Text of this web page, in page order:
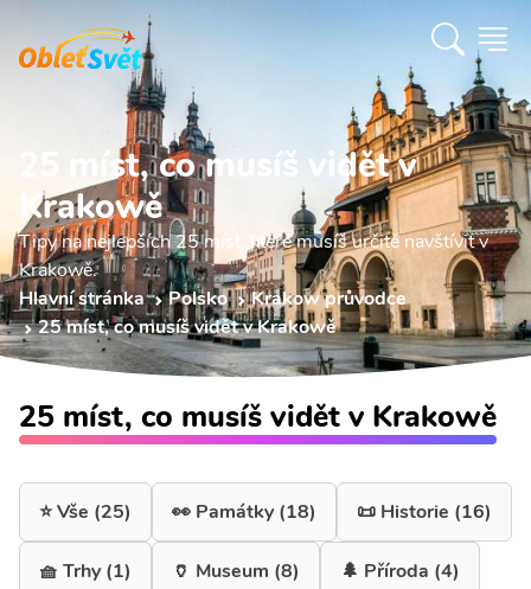
25 míst, co musíš vidět v
Krakowě
Tipy na nejlepších 25 míst, které musíš určitě navštívit v
Krakowě.
Hlavní stránka
Polsko
Krakow průvodce
25 míst, co musíš vidět v Krakowě
25 míst, co musíš vidět v Krakowě
⭐ Vše (25) 👀 Památky (18) 📜 Historie (16)
🧺 Trhy (1) 🏺 Museum (8) 🌲 Příroda (4)